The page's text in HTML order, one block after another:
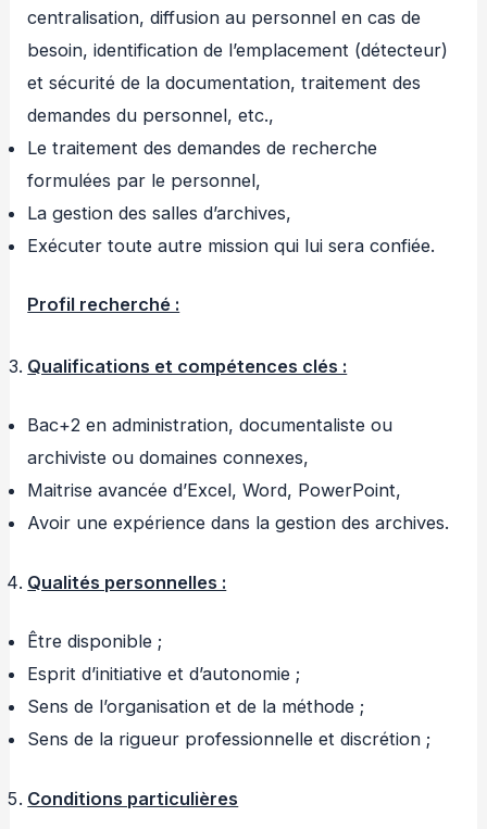
centralisation, diffusion au personnel en cas de
besoin, identification de l’emplacement (détecteur)
et sécurité de la documentation, traitement des
demandes du personnel, etc.,
Le traitement des demandes de recherche
formulées par le personnel,
La gestion des salles d’archives,
Exécuter toute autre mission qui lui sera confiée.
Profil recherché :
Qualifications et compétences clés :
Bac+2 en administration, documentaliste ou
archiviste ou domaines connexes,
Maitrise avancée d’Excel, Word, PowerPoint,
Avoir une expérience dans la gestion des archives.
Qualités personnelles :
Être disponible ;
Esprit d’initiative et d’autonomie ;
Sens de l’organisation et de la méthode ;
Sens de la rigueur professionnelle et discrétion ;
Conditions particulières